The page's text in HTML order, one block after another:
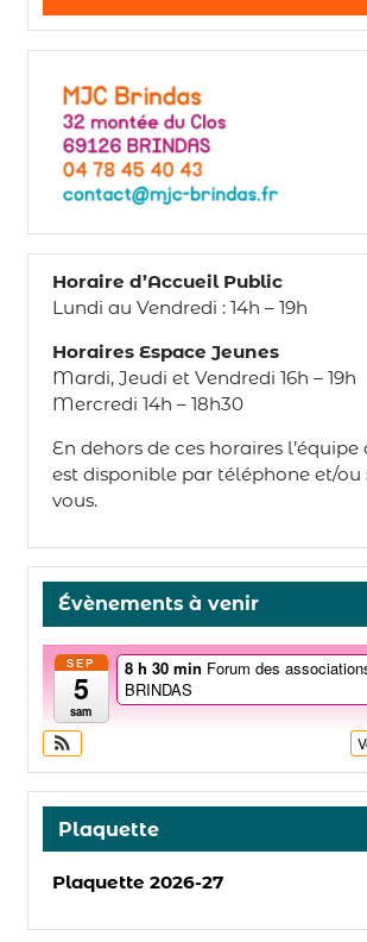
Horaire d’Accueil Public
Lundi au Vendredi : 14h – 19h
Horaires Espace Jeunes
Mardi, Jeudi et Vendredi 16h – 19h
Mercredi 14h – 18h30
En dehors de ces horaires
est disponible par téléphone et/ou
vous.
Évènements à venir
SEP
5
sam
8 h 30 min Forum des
BRINDAS
Plaquette
Plaquette 2026-27